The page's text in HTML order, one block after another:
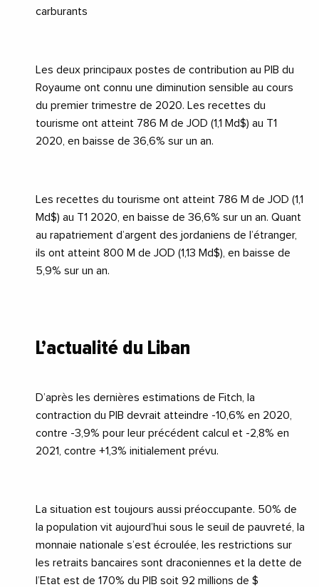
carburants
Les deux principaux postes de contribution au PIB du
Royaume ont connu une diminution sensible au cours
du premier trimestre de 2020. Les recettes du
tourisme ont atteint 786 M de JOD (1,1 Md$) au T1
2020, en baisse de 36,6% sur un an.
Les recettes du tourisme ont atteint 786 M de JOD (1,1
Md$) au T1 2020, en baisse de 36,6% sur un an. Quant
au rapatriement d’argent des jordaniens de l’étranger,
ils ont atteint 800 M de JOD (1,13 Md$), en baisse de
5,9% sur un an.
L’actualité du Liban
D’après les dernières estimations de Fitch, la
contraction du PIB devrait atteindre -10,6% en 2020,
contre -3,9% pour leur précédent calcul et -2,8% en
2021, contre +1,3% initialement prévu.
La situation est toujours aussi préoccupante. 50% de
la population vit aujourd’hui sous le seuil de pauvreté, la
monnaie nationale s’est écroulée, les restrictions sur
les retraits bancaires sont draconiennes et la dette de
l’Etat est de 170% du PIB soit 92 millions de $